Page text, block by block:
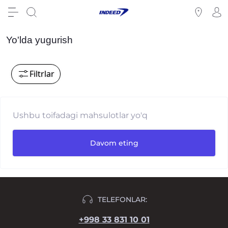
Yo'lda yugurish
Filtrlar
Ushbu toifadagi mahsulotlar yo'q
Davom eting
TELEFONLAR:
+998 33 831 10 01